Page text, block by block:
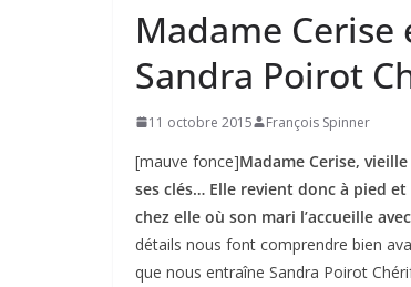
Madame
Sandra Poirot
11 octobre 2015 François Spinner
[mauve fonce]Madame Cerise,
ses clés… Elle revient donc à pied
chez elle où son mari l’accueille
détails nous font comprendre bien
que nous entraîne Sandra Poirot